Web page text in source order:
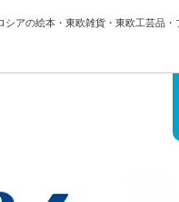
アの絵本・東欧雑貨・東欧工芸品